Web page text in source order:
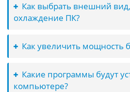
Как выбрать внешний
охлаждение ПК?
Как увеличить мощность
Какие программы будут
компьютере?